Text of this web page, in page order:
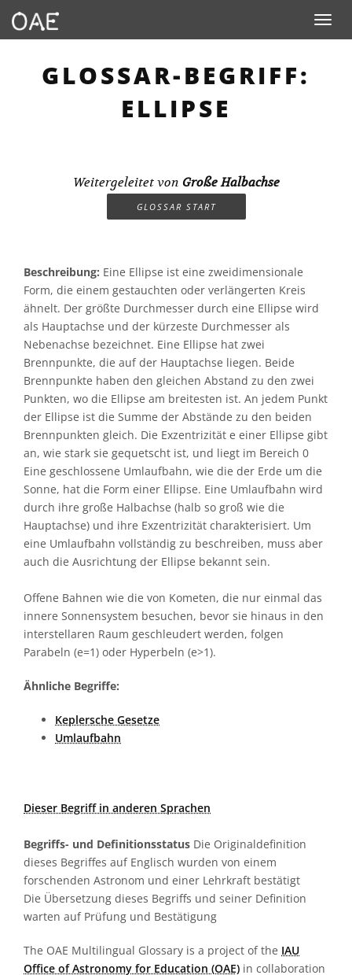
Toggle
GLOSSAR-BEGRIFF:
ELLIPSE
Weitergeleitet von Große Halbachse
GLOSSAR START
Beschreibung: Eine Ellipse ist eine zweidimensionale
Form, die einem gestauchten oder verlängerten Kreis
ähnelt. Der größte Durchmesser durch eine Ellipse wird
als Hauptachse und der kürzeste Durchmesser als
Nebenachse bezeichnet. Eine Ellipse hat zwei
Brennpunkte, die auf der Hauptachse liegen. Beide
Brennpunkte haben den gleichen Abstand zu den zwei
Punkten, wo die Ellipse am breitesten ist. An jedem Punkt
der Ellipse ist die Summe der Abstände zu den beiden
Brennpunkten gleich. Die Exzentrizität e einer Ellipse gibt
an, wie stark sie gequetscht ist, und liegt im Bereich 0
Eine geschlossene Umlaufbahn, wie die der Erde um die
Sonne, hat die Form einer Ellipse. Eine Umlaufbahn wird
durch ihre große Halbachse (halb so groß wie die
Hauptachse) und ihre Exzentrizität charakterisiert. Um
eine Umlaufbahn vollständig zu beschreiben, muss aber
auch die Ausrichtung der Ellipse bekannt sein.
Offene Bahnen wie die von Kometen, die nur einmal das
innere Sonnensystem besuchen, bevor sie hinaus in den
interstellaren Raum geschleudert werden, folgen
Parabeln (e=1) oder Hyperbeln (e>1).
Ähnliche Begriffe:
Keplersche Gesetze
Umlaufbahn
Dieser Begriff in anderen Sprachen
Begriffs- und Definitionsstatus Die Originaldefinition
dieses Begriffes auf Englisch wurden von einem
forschenden Astronom und einer Lehrkraft bestätigt
Die Übersetzung dieses Begriffs und seiner Definition
warten auf Prüfung und Bestätigung
The OAE Multilingual Glossary is a project of the IAU
Office of Astronomy for Education (OAE) in collaboration